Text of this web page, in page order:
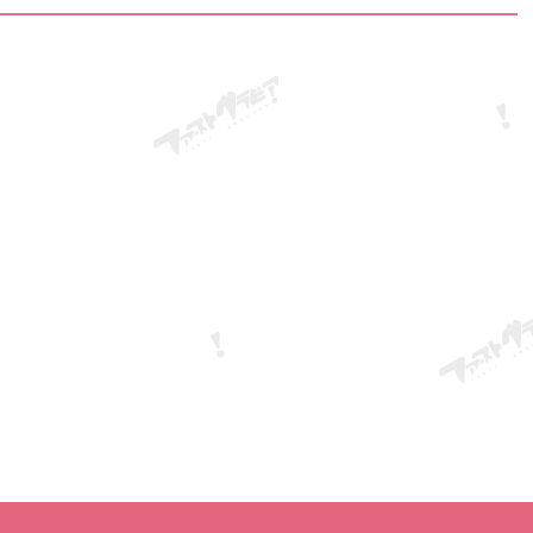
į jos pasaulį.
spindesio šypsena. Naujausiame darbe „SOLARIA“